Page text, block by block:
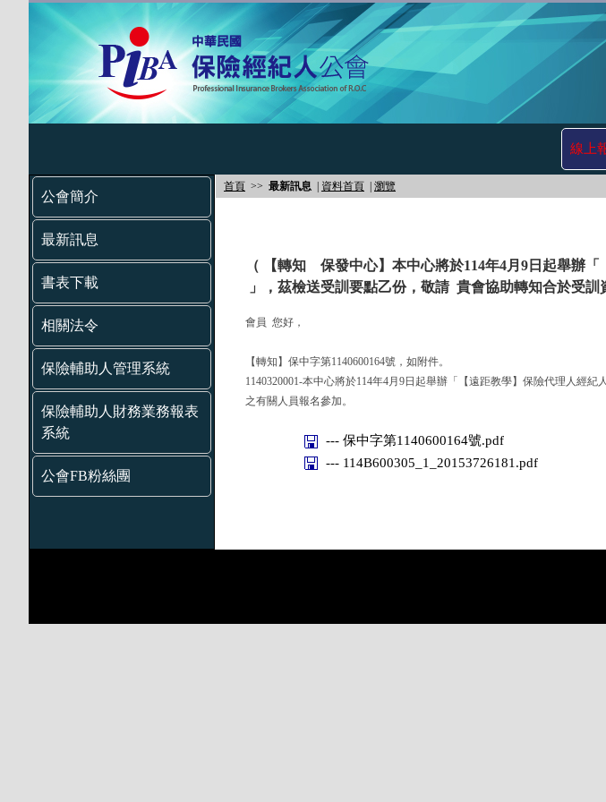
線上
公會簡介
最新訊息
書表下載
相關法令
保險輔助人管理系統
保險輔助人財務業務報表
系統
公會FB粉絲團
首頁 >> 最新訊息 資料首頁 瀏覽
（ 【轉知 保發中心】本中心將於114年4月9日起舉辦
」，茲檢送受訓要點乙份，敬請 貴會協助轉知合於受訓
會員 您好，
【轉知】保中字第1140600164號，如附件。
1140320001-本中心將於114年4月9日起舉辦「【遠距教學】保險代理人經
之有關人員報名參加。
--- 保中字第1140600164號.pdf
--- 114B600305_1_20153726181.pdf